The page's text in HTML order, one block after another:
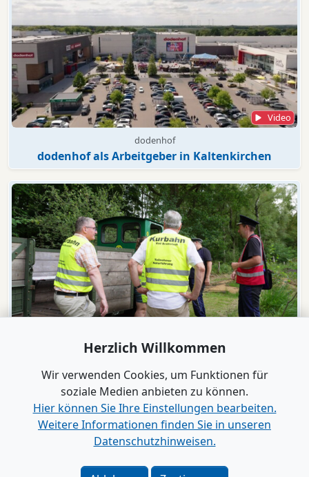
Video
dodenhof
dodenhof als Arbeitgeber in Kaltenkirchen
Bad Bramstedt
"Wir wollen die Moorbahn aus dem
Dornröschenschlaf wecken"
Alle Videos anzeigen
Verlag|Kontakt
Herzlich Willkommen
Wir verwenden Cookies, um Funktionen für
soziale Medien anbieten zu können.
Hier können Sie Ihre Einstellungen bearbeiten.
Weitere Informationen finden Sie in unseren
Datenschutzhinweisen.